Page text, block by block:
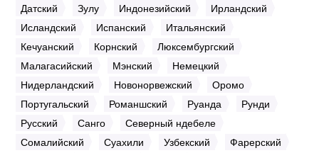
Датский
Зулу Индонезийский
Ирландский
Исландский
Испанский
Итальянский
Кечуанский
Корнский
Люксембургский
Малагасийский
Мэнский
Немецкий
Нидерландский
Новонорвежский
Оромо
Португальский
Романшский Руанда
Рунди
Русский
Санго
Северный ндебеле
Сомалийский
Суахили Узбекский
Фарерский